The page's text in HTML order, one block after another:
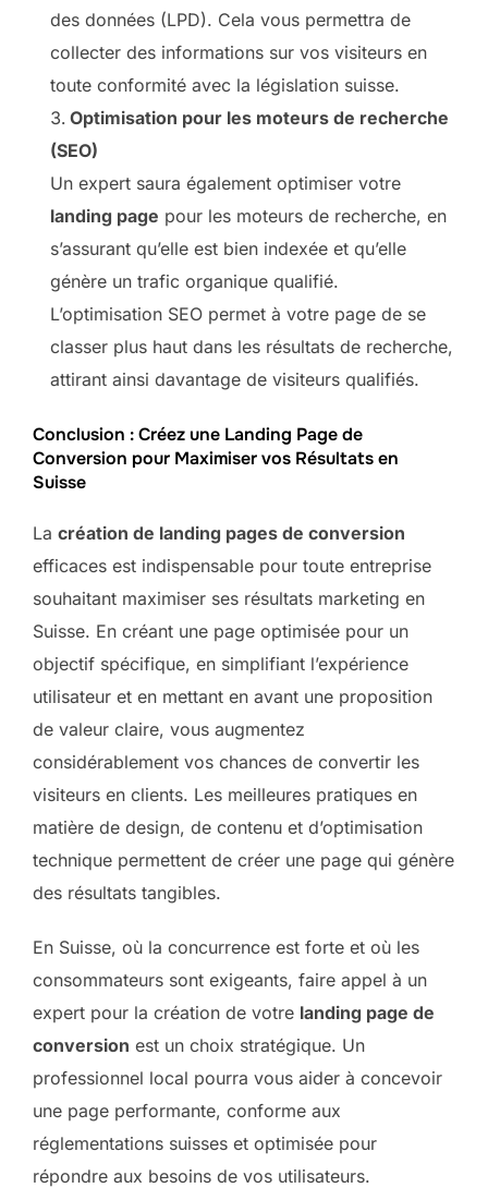
des données (LPD). Cela vous permettra de
collecter des informations sur vos visiteurs en
toute conformité avec la législation suisse.
Optimisation pour les moteurs de recherche
(SEO)
Un expert saura également optimiser votre
landing page pour les moteurs de recherche, en
s’assurant qu’elle est bien indexée et qu’elle
génère un trafic organique qualifié.
L’optimisation SEO permet à votre page de se
classer plus haut dans les résultats de recherche,
attirant ainsi davantage de visiteurs qualifiés.
Conclusion : Créez une Landing Page de
Conversion pour Maximiser vos Résultats en
Suisse
La création de landing pages de conversion
efficaces est indispensable pour toute entreprise
souhaitant maximiser ses résultats marketing en
Suisse. En créant une page optimisée pour un
objectif spécifique, en simplifiant l’expérience
utilisateur et en mettant en avant une proposition
de valeur claire, vous augmentez
considérablement vos chances de convertir les
visiteurs en clients. Les meilleures pratiques en
matière de design, de contenu et d’optimisation
technique permettent de créer une page qui génère
des résultats tangibles.
En Suisse, où la concurrence est forte et où les
consommateurs sont exigeants, faire appel à un
expert pour la création de votre landing page de
conversion est un choix stratégique. Un
professionnel local pourra vous aider à concevoir
une page performante, conforme aux
réglementations suisses et optimisée pour
répondre aux besoins de vos utilisateurs.